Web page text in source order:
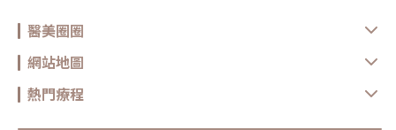
有關，建議諮詢醫師，透過適當的荷爾蒙調整或營養補充來改善。 補充關
鍵營養 缺乏蛋白質、鐵質、維生素B群、鋅等營養素，會影響毛髮生長。多
攝取富含這些成分的食物，如深綠色蔬菜、堅果、魚類及豆類，有助於強健
髮根。 維護頭皮健康 選擇溫和的洗髮產品，避免過度清潔或過量使用造型
作。 減少壓力與調整作息 壓力與睡眠不足可能導致「休止期掉髮」。透過
運動、瑜珈、冥想等方式舒緩壓力，並確保充足睡眠，有助於維持毛囊活
醫美圈圈
網站地圖
熱門療程